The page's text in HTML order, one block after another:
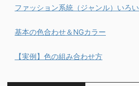
ファッション系統（ジャンル）いろ
基本の色合わせ＆NGカラー
【実例】色の組み合わせ方